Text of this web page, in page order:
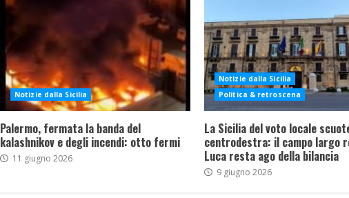
Notizie dalla Sicilia
Palermo, fermata la banda del
kalashnikov e degli incendi: otto fermi
11 giugno 2026
Notizie dalla Sicilia
Politica & retroscena
La Sicilia del voto locale
centrodestra: il campo largo
Luca resta ago della bilancia
9 giugno 2026